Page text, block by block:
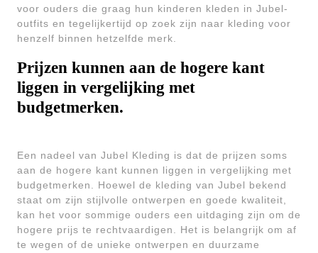
voor ouders die graag hun kinderen kleden in Jubel-
outfits en tegelijkertijd op zoek zijn naar kleding voor
henzelf binnen hetzelfde merk.
Prijzen kunnen aan de hogere kant
liggen in vergelijking met
budgetmerken.
Een nadeel van Jubel Kleding is dat de prijzen soms
aan de hogere kant kunnen liggen in vergelijking met
budgetmerken. Hoewel de kleding van Jubel bekend
staat om zijn stijlvolle ontwerpen en goede kwaliteit,
kan het voor sommige ouders een uitdaging zijn om de
hogere prijs te rechtvaardigen. Het is belangrijk om af
te wegen of de unieke ontwerpen en duurzame